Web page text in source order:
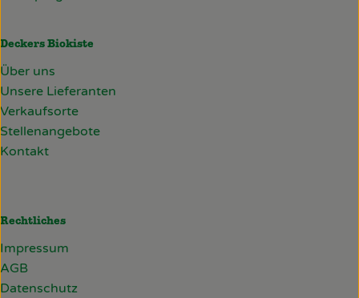
Deckers Biokiste
Über uns
Unsere Lieferanten
Verkaufsorte
Stellenangebote
Kontakt
Rechtliches
Impressum
AGB
Datenschutz